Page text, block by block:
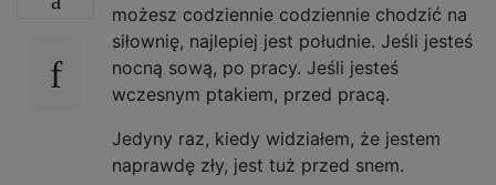
możesz codziennie codziennie chodzić na
siłownię, najlepiej jest południe. Jeśli jesteś
nocną sową, po pracy. Jeśli jesteś
wczesnym ptakiem, przed pracą.
Jedyny raz, kiedy widziałem, że jestem
naprawdę zły, jest tuż przed snem.